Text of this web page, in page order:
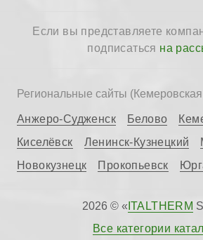
Если вы представляете
подписаться на
Региональные сайты (Кемеровская
Анжеро-Судженск Белово
Киселёвск
Ленинск-Кузнецкий
Новокузнецк
Прокопьевск
2026 © « ITALTHERM
Все категории